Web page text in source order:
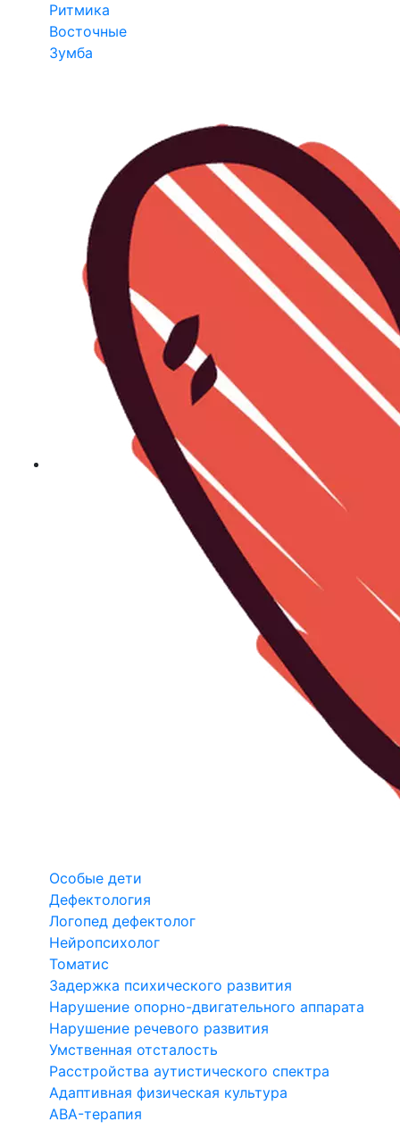
Ритмика
Восточные
Зумба
Особые дети
Дефектология
Логопед дефектолог
Нейропсихолог
Томатис
Задержка психического развития
Нарушение опорно-двигательного аппарата
Нарушение речевого развития
Умственная отсталость
Расстройства аутистического спектра
Адаптивная физическая культура
ABA-терапия